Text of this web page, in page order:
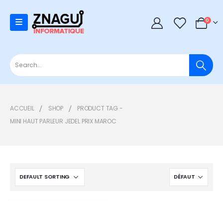
0 0
ACCUEIL SHOP
PRODUCT TAG -
MINI HAUT PARLEUR JEDEL PRIX MAROC